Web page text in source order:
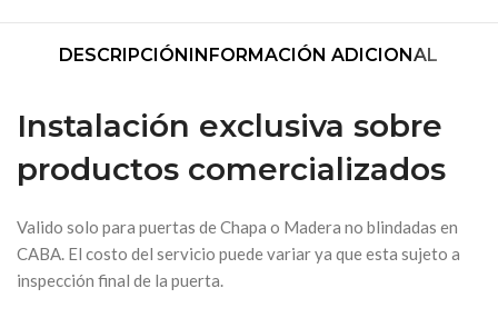
DESCRIPCIÓN INFORMACIÓN ADICIONAL
Instalación exclusiva sobre
productos comercializados
Valido solo para puertas de Chapa o Madera no blindadas en
CABA. El costo del servicio puede variar ya que esta sujeto a
inspección final de la puerta.